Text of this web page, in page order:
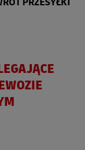
PRZESYŁKI